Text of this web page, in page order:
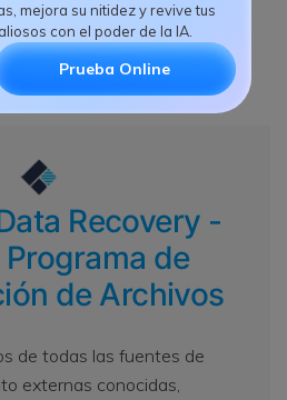
mejora su nitidez y revive tus
con el poder de la IA.
Prueba Online
características de
en el mejor programa de
mundo:
Recovery -
Programa de
de Archivos
de todas las fuentes de
externas conocidas,